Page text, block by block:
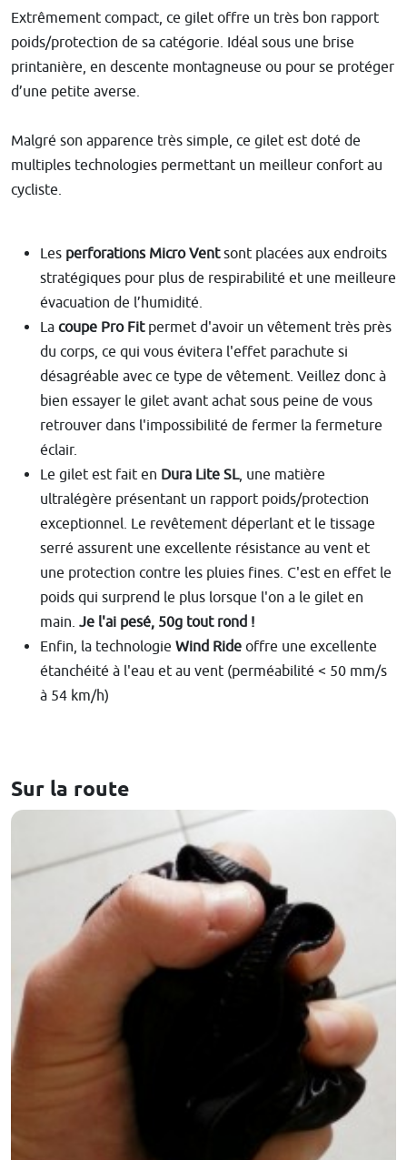
Extrêmement compact, ce gilet offre un très bon rapport
poids/protection de sa catégorie. Idéal sous une brise
printanière, en descente montagneuse ou pour se protéger
d’une petite averse.
Malgré son apparence très simple, ce gilet est doté de
multiples technologies permettant un meilleur confort au
cycliste.
Les perforations Micro Ventsont placées aux endroits
stratégiques pour plus de respirabilité et une meilleure
évacuation de l’humidité.
La coupe Pro Fitpermet d'avoir un vêtement très près
du corps, ce qui vous évitera l'effet parachute si
désagréable avec ce type de vêtement. Veillez donc à
bien essayer le gilet avant achat sous peine de vous
retrouver dans l'impossibilité de fermer la fermeture
éclair.
Le gilet est fait en Dura Lite SL, une matière
ultralégère présentant un rapport poids/protection
exceptionnel. Le revêtement déperlant et le tissage
serré assurent une excellente résistance au vent et
une protection contre les pluies fines. C'est en effet le
poids qui surprend le plus lorsque l'on a le gilet en
main. Je l'ai pesé, 50g tout rond !
Enfin, la technologie Wind Ride offre une excellente
étanchéité à l'eau et au vent (perméabilité < 50 mm/s
à 54 km/h)
Sur la route